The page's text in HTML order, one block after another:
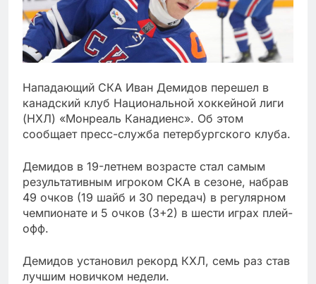
Нападающий СКА Иван Демидов перешел в
канадский клуб Национальной хоккейной лиги
(НХЛ) «Монреаль Канадиенс». Об этом
сообщает пресс-служба петербургского клуба.
Демидов в 19-летнем возрасте стал самым
результативным игроком СКА в сезоне, набрав
49 очков (19 шайб и 30 передач) в регулярном
чемпионате и 5 очков (3+2) в шести играх плей-
офф.
Демидов установил рекорд КХЛ, семь раз став
лучшим новичком недели.